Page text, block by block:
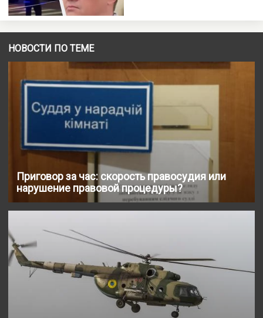
НОВОСТИ ПО ТЕМЕ
Приговор за час: скорость правосудия или
нарушение правовой процедуры?